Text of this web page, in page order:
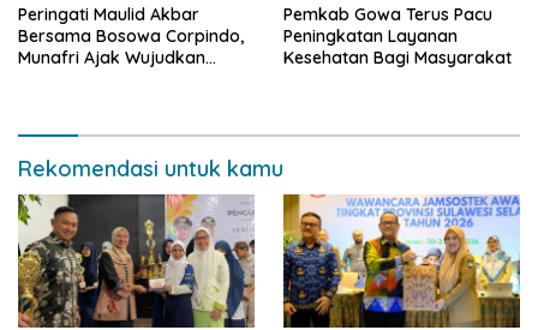
Peringati Maulid Akbar
Bersama Bosowa Corpindo,
Munafri Ajak Wujudkan
Pemkab Gowa Terus Pacu
Peningkatan Layanan
Kesehatan Bagi Masyarakat
Rekomendasi untuk kamu